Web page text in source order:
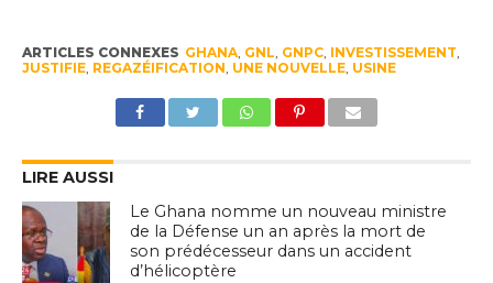
ARTICLES CONNEXES GHANA, GNL, GNPC, INVESTISSEMENT,
JUSTIFIE, REGAZÉIFICATION, UNE NOUVELLE, USINE
LIRE AUSSI
Le Ghana nomme un nouveau ministre
de la Défense un an après la mort de
son prédécesseur dans un accident
d’hélicoptère